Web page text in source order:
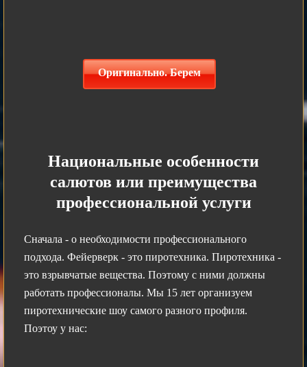
Оригинально. Берем
Национальные особенности
салютов или преимущества
профессиональной услуги
Сначала - о необходимости профессионального
подхода. Фейерверк - это пиротехника. Пиротехника -
это взрывчатые вещества. Поэтому с ними должны
работать профессионалы. Мы 15 лет организуем
пиротехнические шоу самого разного профиля.
Поэтоу у нас: